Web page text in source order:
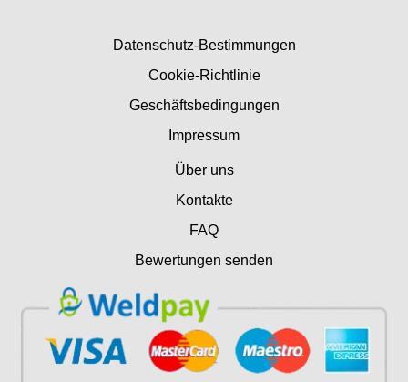
Datenschutz-Bestimmungen
Cookie-Richtlinie
Geschäftsbedingungen
Impressum
Über uns
Kontakte
FAQ
Bewertungen senden